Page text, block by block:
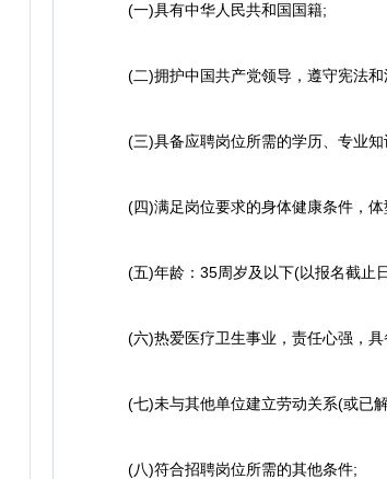
(一)具有中华人民共和国国籍;
(二)拥护中国共产党领导，遵守宪法和
(三)具备应聘岗位所需的学历、专业知
(四)满足岗位要求的身体健康条件，体
(五)年龄：35周岁及以下(以报名截止
(六)热爱医疗卫生事业，责任心强，具
(七)未与其他单位建立劳动关系(或已解
(八)符合招聘岗位所需的其他条件;